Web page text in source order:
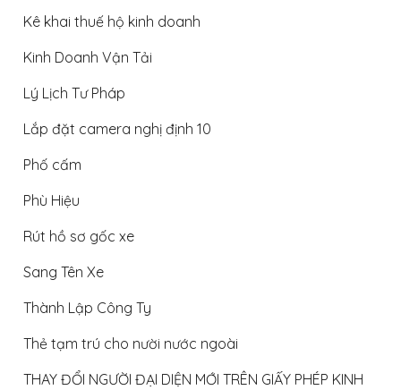
Kê khai thuế hộ kinh doanh
Kinh Doanh Vận Tải
Lý Lịch Tư Pháp
Lắp đặt camera nghị định 10
Phố cấm
Phù Hiệu
Rút hồ sơ gốc xe
Sang Tên Xe
Thành Lập Công Ty
Thẻ tạm trú cho nười nước ngoài
THAY ĐỔI NGƯỜI ĐẠI DIỆN MỚI TRÊN GIẤY PHÉP KINH